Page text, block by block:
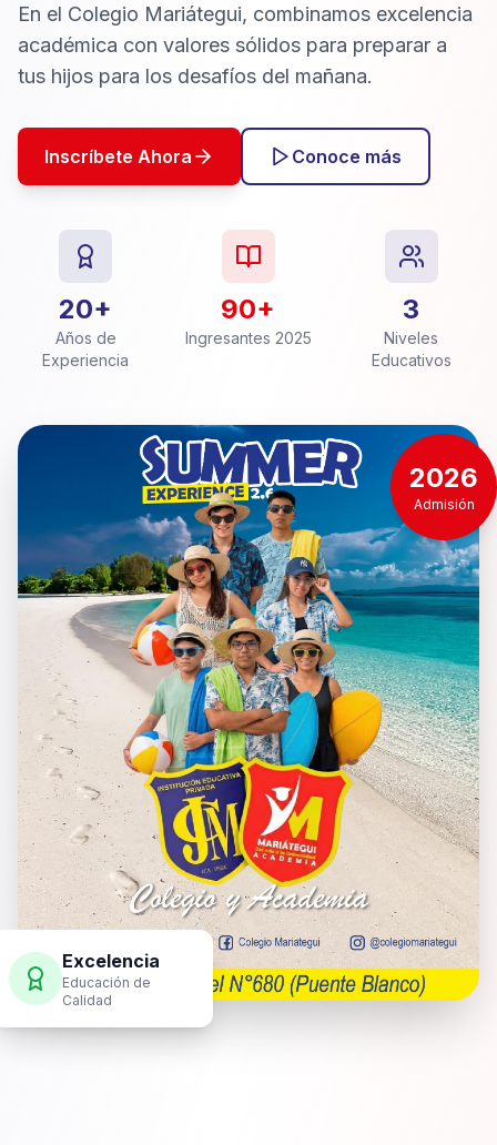
En el Colegio Mariátegui, combinamos excelencia
académica con valores sólidos para preparar a
tus hijos para los desafíos del mañana.
Inscríbete Ahora Conoce más
20+
Años de
Experiencia
90+
Ingresantes 2025
3
Niveles
Educativos
Excelencia
Educación de
Calidad
2026
Admisión